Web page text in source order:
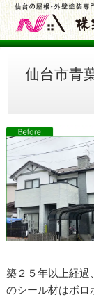
仙台市青
築２５年以上経過
のシール材はボロ